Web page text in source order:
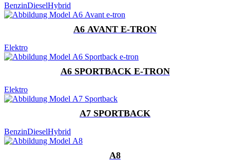
BenzinDieselHybrid
A6 AVANT E-TRON
Elektro
A6 SPORTBACK E-TRON
Elektro
A7 SPORTBACK
BenzinDieselHybrid
A8